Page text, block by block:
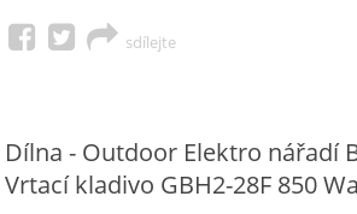
sdílejte
Dílna - Outdoor Elektro nářadí
Vrtací kladivo GBH2-28F 850